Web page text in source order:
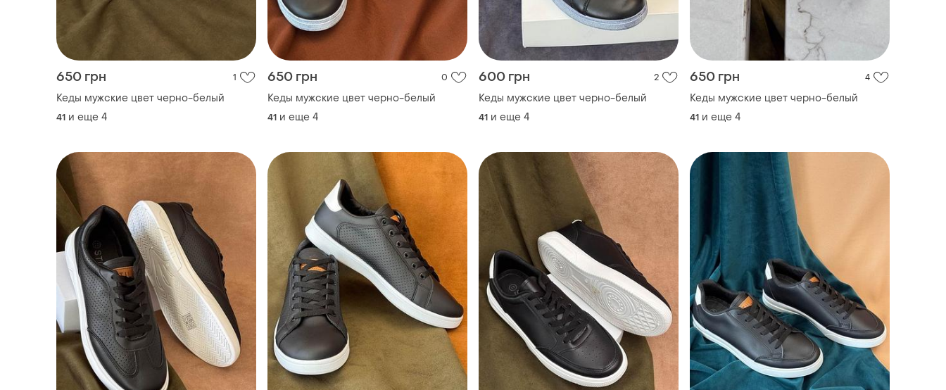
650 грн 1
Кеды мужские цвет черно-белый
41 и еще 4
650 грн 0
Кеды мужские цвет черно-белый
41 и еще 4
600 грн 2
Кеды мужские цвет черно-белый
41 и еще 4
650 грн 4
Кеды мужские цвет черно-белый
41 и еще 4